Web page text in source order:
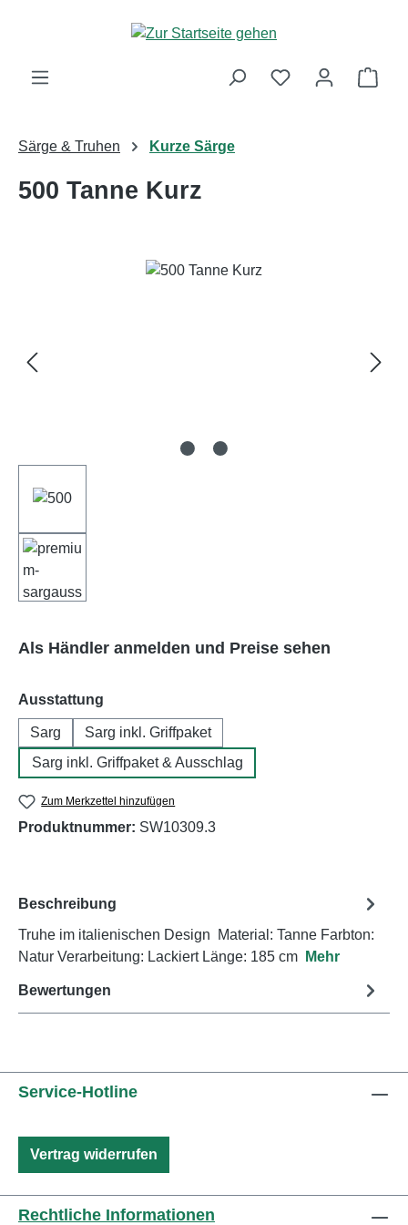
Zum Hauptinhalt springen
Särge & Truhen Kurze Särge
500 Tanne Kurz
Bildergalerie überspringen
Als Händler anmelden und Preise sehen
Ausstattung
Sarg
Sarg inkl. Griffpaket
Sarg inkl. Griffpaket & Ausschlag
Zum Merkzettel hinzufügen
Produktnummer: SW10309.3
Beschreibung
Truhe im italienischen Design Material: Tanne Farbton:
Natur Verarbeitung: Lackiert Länge: 185 cm
Mehr
Bewertungen
Service-Hotline
Vertrag widerrufen
Rechtliche Informationen